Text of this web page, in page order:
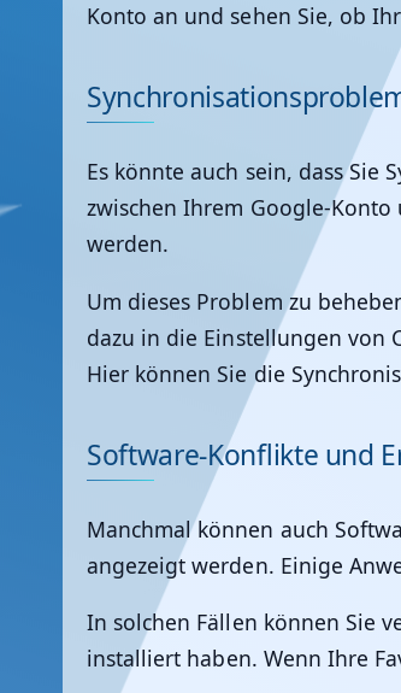
Konto an und sehen Sie, ob
Es könnte auch sein, dass
zwischen Ihrem Google-
werden.
Um dieses Problem zu
dazu in die Einstellungen von
Hier können Sie die
Software-Konflikte und
Manchmal können auch
angezeigt werden. Einige
In solchen Fällen können Sie
installiert haben. Wenn Ihre